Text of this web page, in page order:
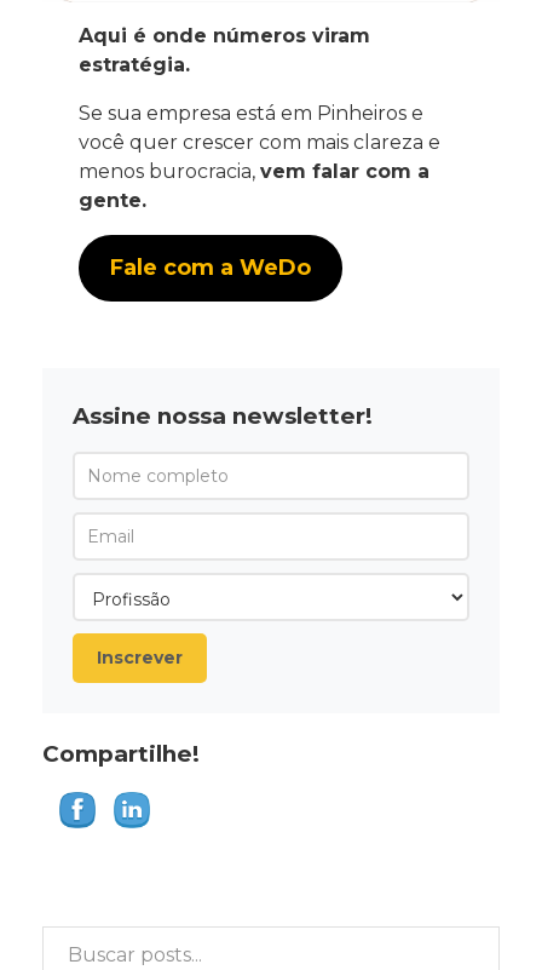
Aqui é onde números viram
estratégia.
Se sua empresa está em Pinheiros e
você quer crescer com mais clareza e
menos burocracia,vem falar com a
gente.
Fale com a WeDo
Assine nossa newsletter!
Inscrever
Compartilhe!